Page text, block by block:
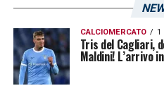
CALCIOMERCATO 1
Tris del Cagliari,
Maldini! L’arrivo